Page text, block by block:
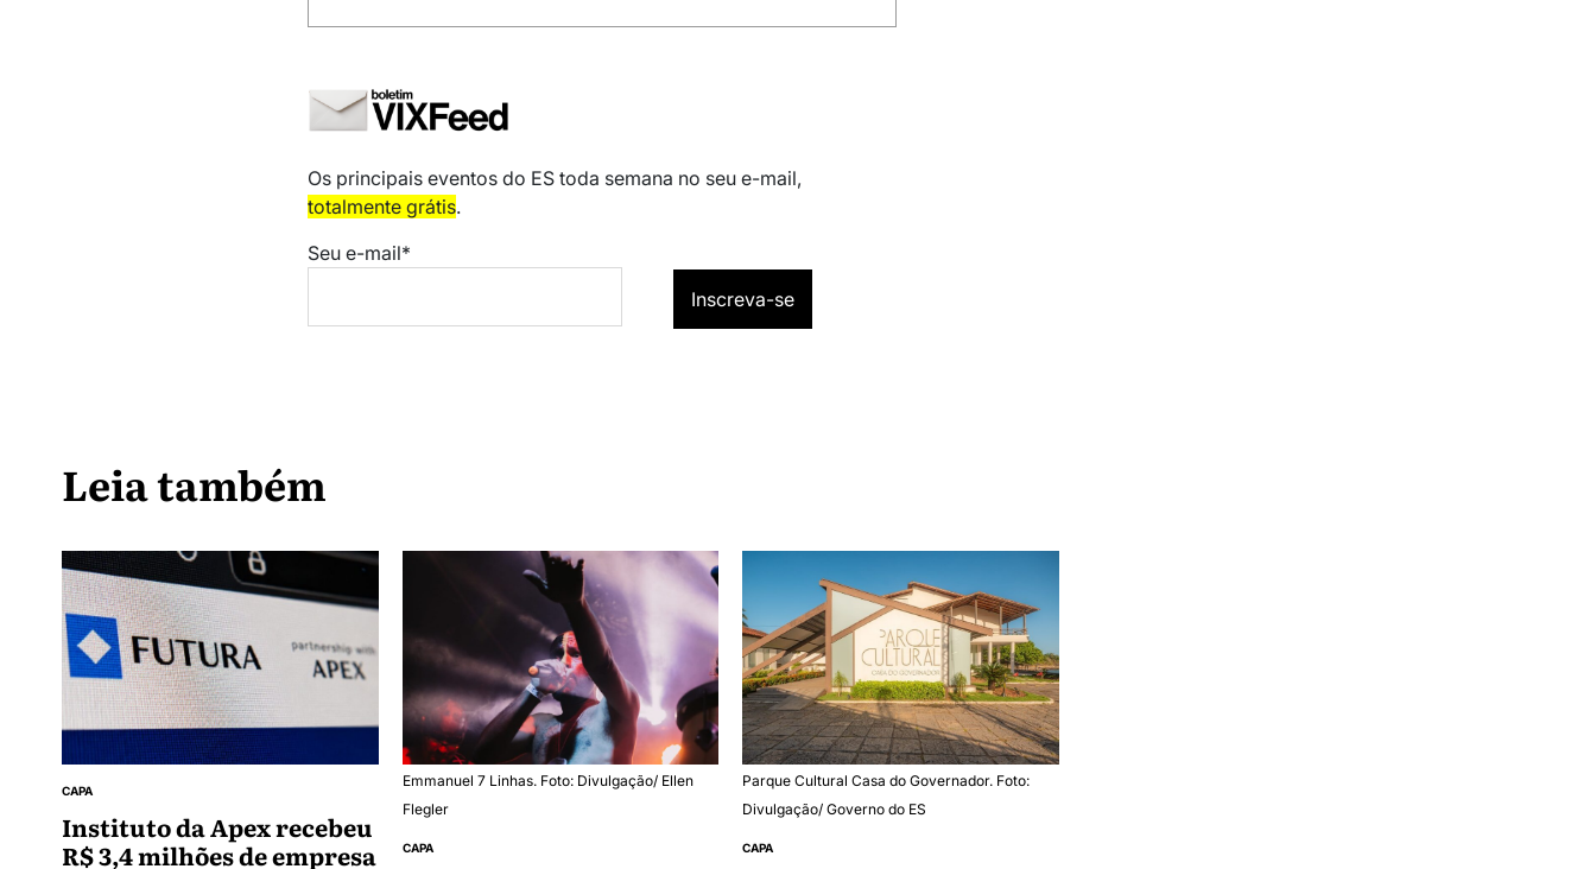
Os principais eventos do ES toda semana no seu e-mail,
totalmente grátis.
Seu e-mail*
Leia também
CAPA
Instituto da Apex recebeu
R$ 3,4 milhões de empresa
Emmanuel 7 Linhas. Foto: Divulgação/ Ellen
Flegler
CAPA
Parque Cultural Casa do Governador. Foto:
Divulgação/ Governo do ES
CAPA